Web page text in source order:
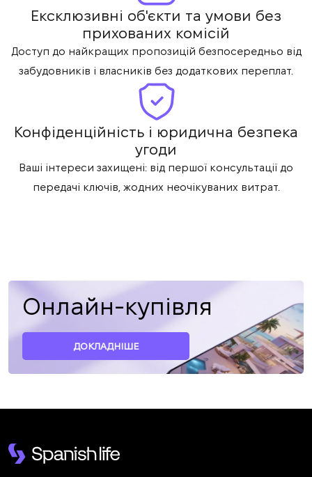
Ексклюзивні об'єкти та умови без
прихованих комісій
Доступ до найкращих пропозицій безпосередньо від
забудовників і власників без додаткових переплат.
Конфіденційність і юридична безпека
угоди
Ваші інтереси захищені: від першої консультації до
передачі ключів, жодних неочікуваних витрат.
Онлайн-купівля
ДОКЛАДНІШЕ